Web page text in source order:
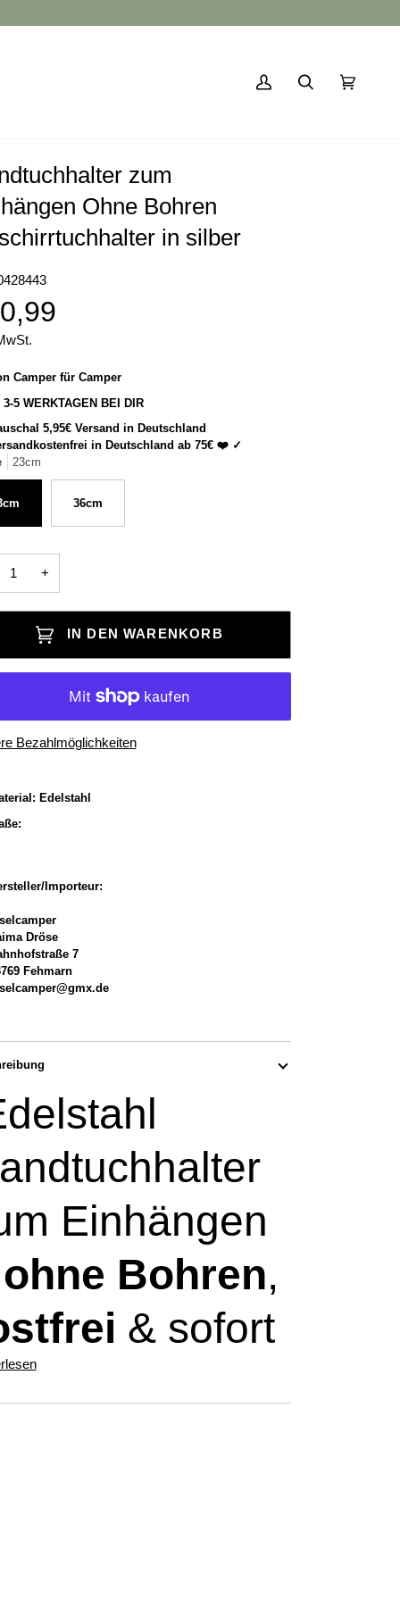
Mein
Suchen
zum
Ohne Bohren
in silber
Camper für Camper
3-5 WERKTAGEN BEI DIR
5,95€ Versand in Deutschland
in Deutschland ab 75€ ❤️ ✓
23cm
36cm
+
IN DEN WARENKORB
Bezahlmöglichkeiten
Edelstahl
Importeur:
Dröse
7
Fehmarn
Einhängen
ohne Bohren,
& sofort